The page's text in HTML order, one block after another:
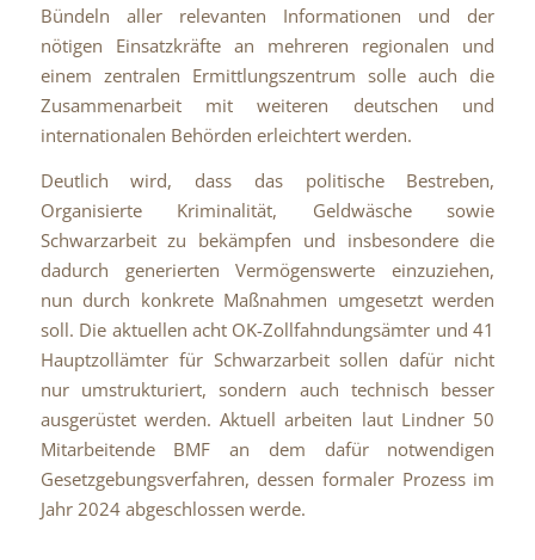
Bündeln aller relevanten Informationen und der
nötigen Einsatzkräfte an mehreren regionalen und
einem zentralen Ermittlungszentrum solle auch die
Zusammenarbeit mit weiteren deutschen und
internationalen Behörden erleichtert werden.
Deutlich wird, dass das politische Bestreben,
Organisierte Kriminalität, Geldwäsche sowie
Schwarzarbeit zu bekämpfen und insbesondere die
dadurch generierten Vermögenswerte einzuziehen,
nun durch konkrete Maßnahmen umgesetzt werden
soll. Die aktuellen acht OK-Zollfahndungsämter und 41
Hauptzollämter für Schwarzarbeit sollen dafür nicht
nur umstrukturiert, sondern auch technisch besser
ausgerüstet werden. Aktuell arbeiten laut Lindner 50
Mitarbeitende BMF an dem dafür notwendigen
Gesetzgebungsverfahren, dessen formaler Prozess im
Jahr 2024 abgeschlossen werde.